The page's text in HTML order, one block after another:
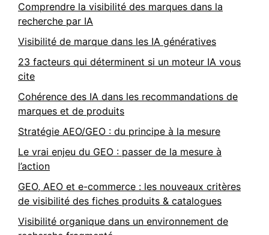
Comprendre la visibilité des marques dans la
recherche par IA
Visibilité de marque dans les IA génératives
23 facteurs qui déterminent si un moteur IA vous
cite
Cohérence des IA dans les recommandations de
marques et de produits
Stratégie AEO/GEO : du principe à la mesure
Le vrai enjeu du GEO : passer de la mesure à
l’action
GEO, AEO et e-commerce : les nouveaux critères
de visibilité des fiches produits & catalogues
Visibilité organique dans un environnement de